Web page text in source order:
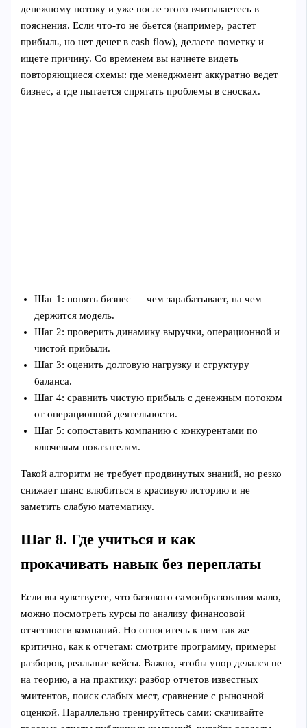
денежному потоку и уже после этого вчитываетесь в
пояснения. Если что-то не бьется (например, растет
прибыль, но нет денег в cash flow), делаете пометку и
ищете причину. Со временем вы начнете видеть
повторяющиеся схемы: где менеджмент аккуратно ведет
бизнес, а где пытается спрятать проблемы в сносках.
Шаг 1: понять бизнес — чем зарабатывает, на чем
держится модель.
Шаг 2: проверить динамику выручки, операционной и
чистой прибыли.
Шаг 3: оценить долговую нагрузку и структуру
баланса.
Шаг 4: сравнить чистую прибыль с денежным потоком
от операционной деятельности.
Шаг 5: сопоставить компанию с конкурентами по
ключевым показателям.
Такой алгоритм не требует продвинутых знаний, но резко
снижает шанс влюбиться в красивую историю и не
заметить слабую математику.
Шаг 8. Где учиться и как
прокачивать навык без переплаты
Если вы чувствуете, что базового самообразования мало,
можно посмотреть курсы по анализу финансовой
отчетности компаний. Но относитесь к ним так же
критично, как к отчетам: смотрите программу, примеры
разборов, реальные кейсы. Важно, чтобы упор делался не
на теорию, а на практику: разбор отчетов известных
эмитентов, поиск слабых мест, сравнение с рыночной
оценкой. Параллельно тренируйтесь сами: скачивайте